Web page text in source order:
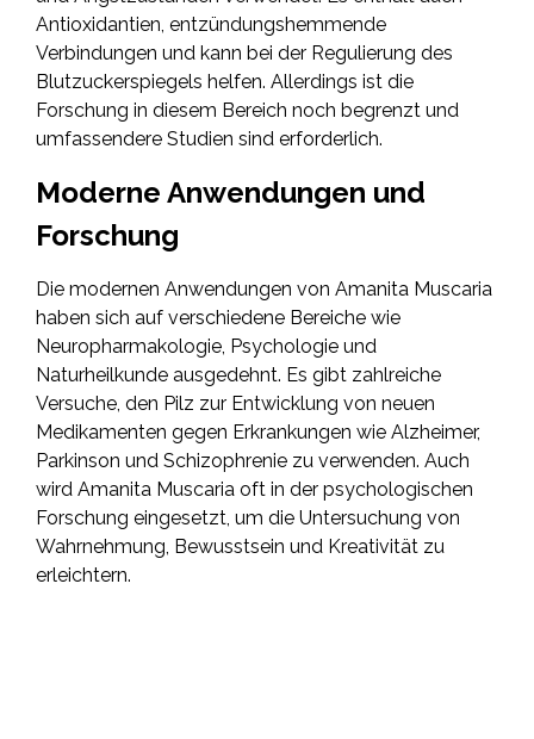
Antioxidantien, entzündungshemmende
Verbindungen und kann bei der Regulierung des
Blutzuckerspiegels helfen. Allerdings ist die
Forschung in diesem Bereich noch begrenzt und
umfassendere Studien sind erforderlich.
Moderne Anwendungen und
Forschung
Die modernen Anwendungen von Amanita Muscaria
haben sich auf verschiedene Bereiche wie
Neuropharmakologie, Psychologie und
Naturheilkunde ausgedehnt. Es gibt zahlreiche
Versuche, den Pilz zur Entwicklung von neuen
Medikamenten gegen Erkrankungen wie Alzheimer,
Parkinson und Schizophrenie zu verwenden. Auch
wird Amanita Muscaria oft in der psychologischen
Forschung eingesetzt, um die Untersuchung von
Wahrnehmung, Bewusstsein und Kreativität zu
erleichtern.